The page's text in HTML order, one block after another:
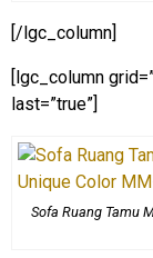
[/lgc_column]
[lgc_column
last=”true”]
Sofa Ruang Tamu